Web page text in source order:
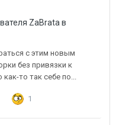
ZaBrata в
с этим новым
без привязки к
то так себе по...
1